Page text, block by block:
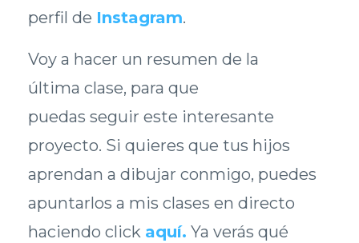
perfil de Instagram.
Voy a hacer un resumen de la
última clase, para que
puedas seguir este interesante
proyecto. Si quieres que tus hijos
aprendan a dibujar conmigo, puedes
apuntarlos a mis clases en directo
haciendo click aquí. Ya verás qué